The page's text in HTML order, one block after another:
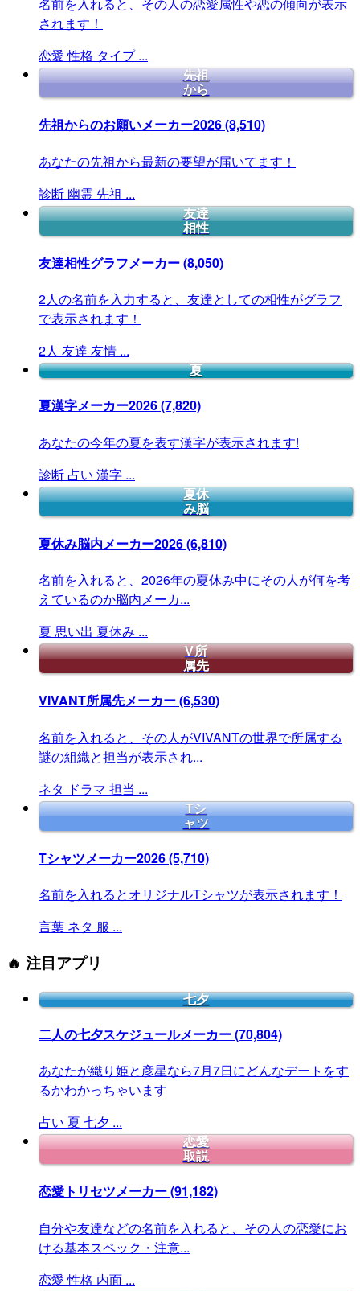
されます！
恋愛 性格 タイプ ...
先祖
から
先祖からのお願いメーカー2026(8,510)
あなたの先祖から最新の要望が届いてます！
診断 幽霊 先祖 ...
友達
相性
友達相性グラフメーカー(8,050)
2人の名前を入力すると、友達としての相性がグラフ
で表示されます！
2人 友達 友情 ...
夏
夏漢字メーカー2026(7,820)
あなたの今年の夏を表す漢字が表示されます!
診断 占い 漢字 ...
夏休
み脳
夏休み脳内メーカー2026(6,810)
名前を入れると、2026年の夏休み中にその人が何を考
えているのか脳内メーカ...
夏 思い出 夏休み ...
V所
属先
VIVANT所属先メーカー(6,530)
名前を入れると、その人がVIVANTの世界で所属する
謎の組織と担当が表示され...
ネタ ドラマ 担当 ...
Tシ
ャツ
Tシャツメーカー2026(5,710)
名前を入れるとオリジナルTシャツが表示されます！
言葉 ネタ 服 ...
🔥 注目アプリ
七夕
二人の七夕スケジュールメーカー(70,804)
あなたが織り姫と彦星なら7月7日にどんなデートをす
るかわかっちゃいます
占い 夏 七夕 ...
恋愛
取説
恋愛トリセツメーカー(91,182)
自分や友達などの名前を入れると、その人の恋愛にお
ける基本スペック・注意...
恋愛 性格 内面 ...